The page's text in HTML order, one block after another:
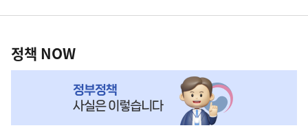
영
책
NOW,
정책 NOW